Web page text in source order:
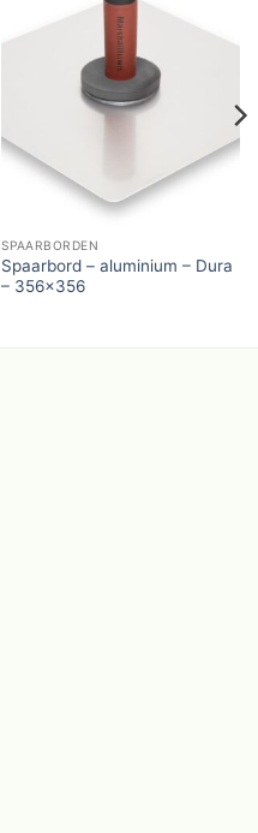
SPAARBORDEN
Spaarbord – aluminium – Dura
– 356×356